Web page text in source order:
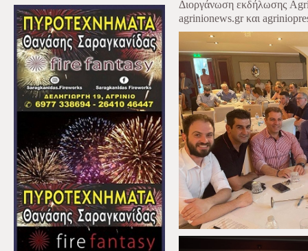
Διοργάνωση εκδήλωσης
agrinionews.gr και